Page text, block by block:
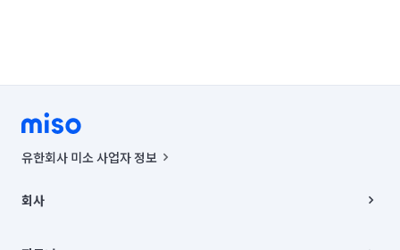
유한회사 미소 사업자 정보
00019 |
회사